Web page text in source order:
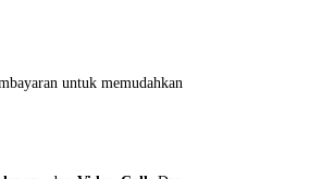
untuk memudahkan